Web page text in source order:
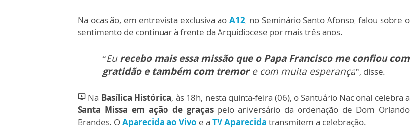
Na ocasião, em entrevista exclusiva ao A12, no Seminário Santo Afonso, falou sobre o
sentimento de continuar à frente da Arquidiocese por mais três anos.
“Eurecebo mais essa missão que o Papa Francisco me confiou com
gratidão e também com tremore com muita esperança”, disse.
ondemand_video Na Basílica Histórica, às 18h, nesta quinta-feira (06), o Santuário Nacional celebra a
Santa Missa em ação de graçaspelo aniversário da ordenação de Dom Orlando
Brandes. OAparecida ao Vivo e a TV Aparecida transmitem a celebração.